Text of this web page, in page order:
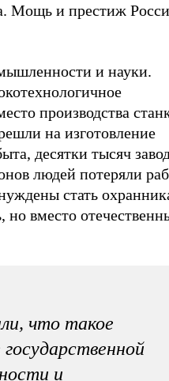
Мощь и престиж
и науки.
производства
на изготовление
десятки тысяч
людей потеряли
стать
вместо
что такое
государственной
и